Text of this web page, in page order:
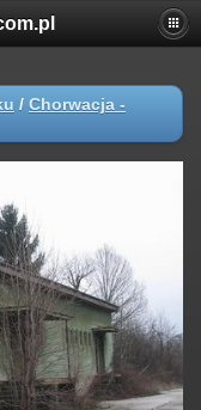
/ Chorwacja -